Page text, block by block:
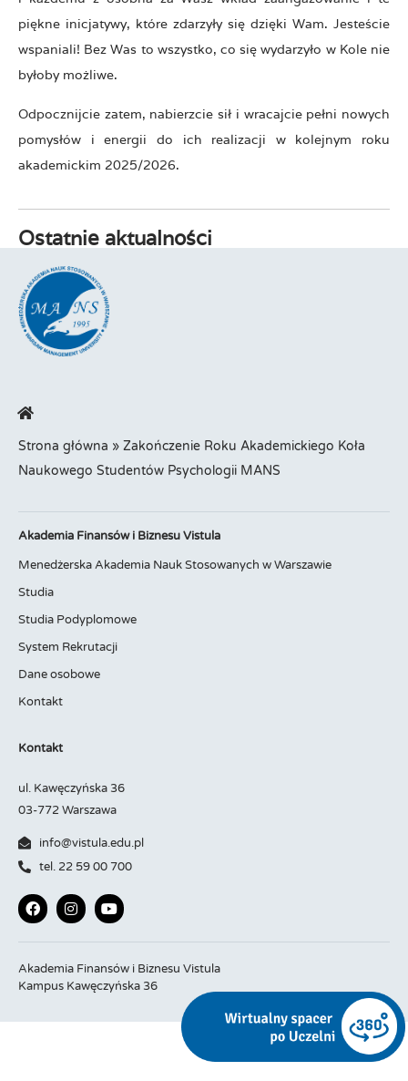
piękne inicjatywy, które zdarzyły się dzięki Wam. Jesteście
wspaniali! Bez Was to wszystko, co się wydarzyło w Kole nie
byłoby możliwe.
Odpocznijcie zatem, nabierzcie sił i wracajcie pełni nowych
pomysłów i energii do ich realizacji w kolejnym roku
akademickim 2025/2026.
Ostatnie aktualności
Strona główna » Zakończenie Roku Akademickiego Koła
Naukowego Studentów Psychologii MANS
Akademia Finansów i Biznesu Vistula
Menedżerska Akademia Nauk Stosowanych w Warszawie
Studia
Studia Podyplomowe
System Rekrutacji
Dane osobowe
Kontakt
Kontakt
ul. Kawęczyńska 36
03-772 Warszawa
info@vistula.edu.pl
tel. 22 59 00 700
Akademia Finansów i Biznesu Vistula
Kampus Kawęczyńska 36